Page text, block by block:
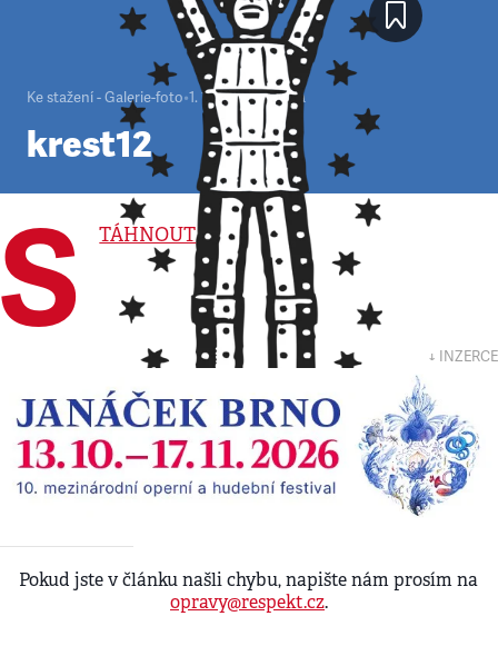
Ke stažení - Galerie-foto•1. 1. 2000•1minuta
krest12
S TÁHNOUT
↓ INZERCE
Pokud jste v článku našli chybu, napište nám prosím na
opravy@respekt.cz.